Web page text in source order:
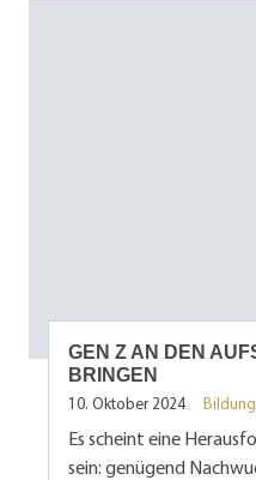
GEN Z AN DEN
BRINGEN
10. Oktober 2024
Es scheint eine
sein: genügend